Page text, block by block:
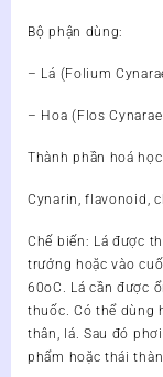
Bộ phận dùng:
– Lá (Folium
– Hoa (Flos
Thành phần hoá
Cynarin, flavonoid,
Chế biến: Lá được
trưởng hoặc vào
60oC. Lá cần được
thuốc. Có thể dùng
thân, lá. Sau đó
phẩm hoặc thái